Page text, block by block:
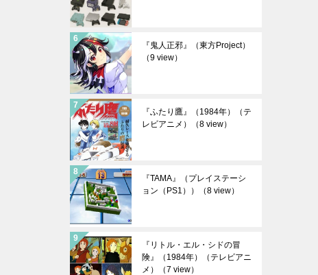
『鬼人正邪』（東方Project）
（9 view）
『ふたり鷹』（1984年）（テ
レビアニメ）
（8 view）
『TAMA』（プレイステーシ
ョン（PS1））
（8 view）
『リトル・エル・シドの冒
険』（1984年）（テレビアニ
メ）
（7 view）